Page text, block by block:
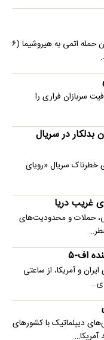
سفیر ایران در توکیو، در مراسم یادبود کشته‌شدگان حمله اتمی به هیروشیما (۶
سربازان فراری را
در سریال
خطرناک سریال «رویای
غریب دریا
حملات و محدودیت‌های
اف-۵
و آمریکا، از ساعتی
دیپلماتیک با کشورهای